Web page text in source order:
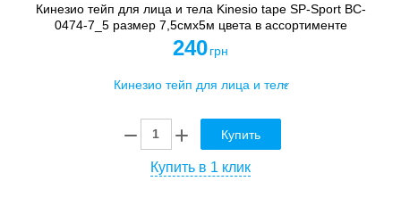
Кинезио тейп для лица и тела Kinesio tape SP-Sport BC-
0474-7_5 размер 7,5смх5м цвета в ассортименте
240 грн
Купить
Купить в 1 клик